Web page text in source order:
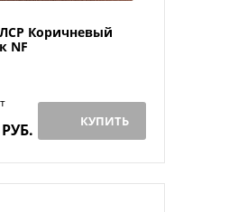
Коричневый
NF
РУБ. КУПИТЬ